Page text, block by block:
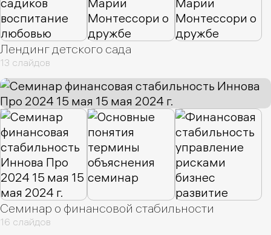
Лендинг детского сада
13 слайдов
Семинар о финансовой стабильности
16 слайдов